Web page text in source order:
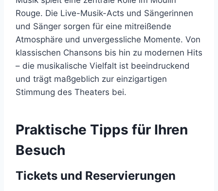
Rouge. Die Live-Musik-Acts und Sängerinnen
und Sänger sorgen für eine mitreißende
Atmosphäre und unvergessliche Momente. Von
klassischen Chansons bis hin zu modernen Hits
– die musikalische Vielfalt ist beeindruckend
und trägt maßgeblich zur einzigartigen
Stimmung des Theaters bei.
Praktische Tipps für Ihren
Besuch
Tickets und Reservierungen